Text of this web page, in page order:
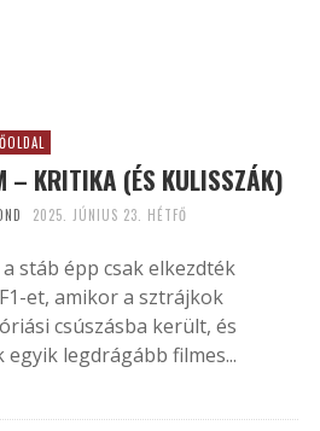
– KRITIKA (ÉS KULISSZÁK)
2025. JÚNIUS 23. HÉTFŐ
stáb épp csak elkezdték
et, amikor a sztrájkok
csúszásba került, és
egyik legdrágább filmes...